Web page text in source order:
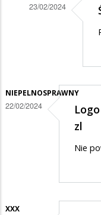
23/02/2024
odpowiedzi
na
NIEPELNOSPRAWNY
22/02/2024
zl
Nie
XXX